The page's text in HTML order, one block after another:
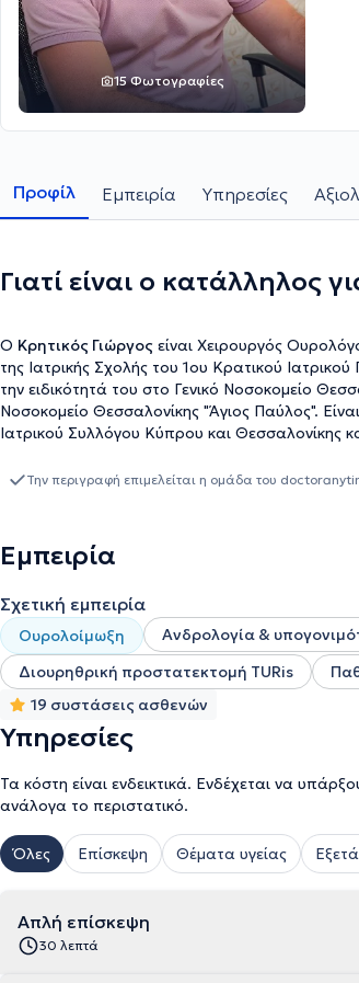
15 Φωτογραφίες
Προφίλ Εμπειρία Υπηρεσίες
Γιατί είναι ο κατάλληλος
Ο Κρητικός Γιώργος είναι Χειρουργός
της Ιατρικής Σχολής του 1ου Κρατικού Ιατρικού
την ειδικότητά του στο Γενικό Νοσοκομείο
Νοσοκομείο Θεσσαλονίκης "Άγιος Παύλος".
Ιατρικού Συλλόγου Κύπρου και Θεσσαλονίκης
Ασχολείται με την ανδρολογία και την
Την περιγραφή επιμελείται η ομάδα του
Εμπειρία
Σχετική εμπειρία
Ουρολοίμωξη Ανδρολογία &
Διουρηθρική προστατεκτομή TURis
19 συστάσεις ασθενών
Υπηρεσίες
Τα κόστη είναι ενδεικτικά. Ενδέχεται να
ανάλογα το περιστατικό.
Όλες Επίσκεψη Θέματα υγείας
Απλή επίσκεψη
30 λεπτά